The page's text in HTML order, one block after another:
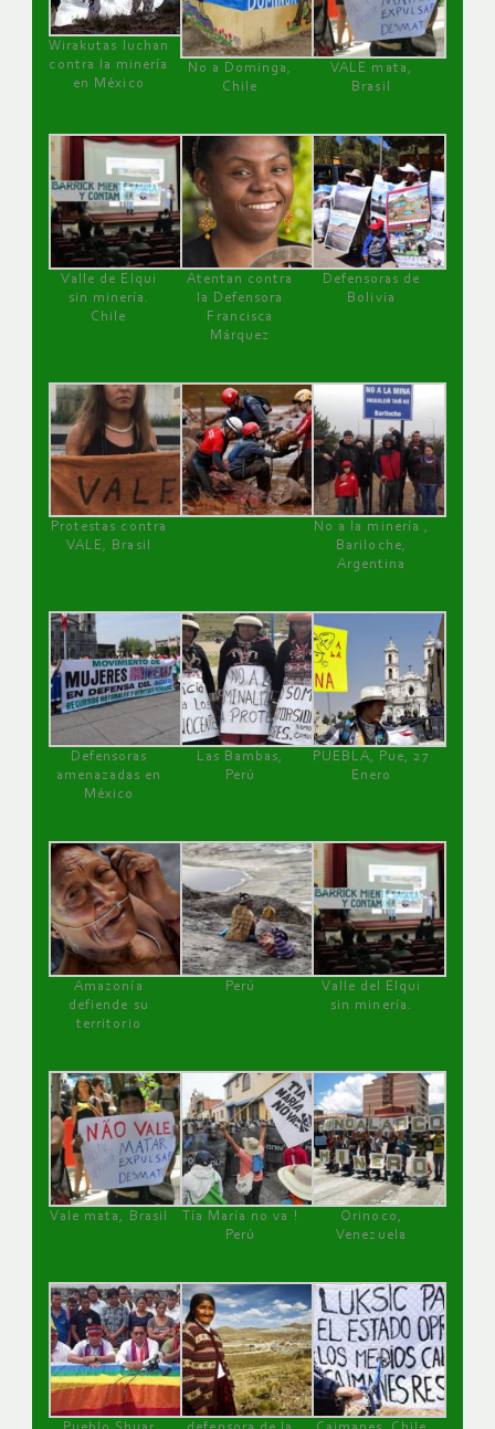
Wirakutas luchan
contra la minería
en México
No a Dominga,
Chile
VALE mata,
Brasil
Valle de Elqui
sin minería.
Chile
Atentan contra
la Defensora
Francisca
Márquez
Defensoras de
Bolivia
Protestas contra
VALE, Brasil
No a la minería ,
Bariloche,
Argentina
Defensoras
amenazadas en
México
Las Bambas,
Perú
PUEBLA, Pue, 27
Enero
Amazonía
defiende su
territorio
Perú
Valle del Elqui
sin minería.
Vale mata, Brasil
Tía María no va !
Perú
Orinoco,
Venezuela